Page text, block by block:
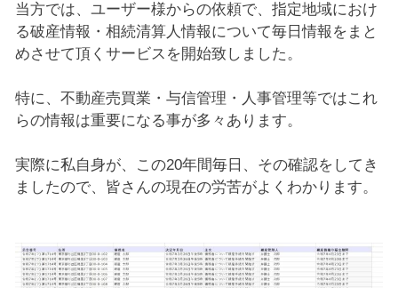
当方では、ユーザー様からの依頼で、指定地域におけ
る破産情報・相続清算人情報について毎日情報をまと
めさせて頂くサービスを開始致しました。
特に、不動産売買業・与信管理・人事管理等ではこれ
らの情報は重要になる事が多々あります。
実際に私自身が、この20年間毎日、その確認をしてき
ましたので、皆さんの現在の労苦がよくわかります。